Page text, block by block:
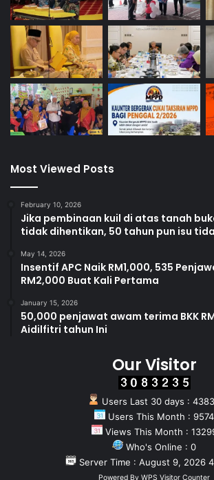
Most Viewed Posts
February 10, 2026
Jika pembinaan kuil di atas tanah
tidak dihentikan, 50 tahun pun isu
May 14, 2026
Insentif APC Naik RM1,000, 535
RM2,000 Buat Kali Pertama
January 15, 2026
50,000 penjawat awam terima BKK
Aidilfitri tahun Ini
Our Visitor
Users Last 30 days :
Users This Month : 9574
Views This Month :
Who's Online : 0
Server Time : August 9, 2026
Powered By WPS Visitor Counter